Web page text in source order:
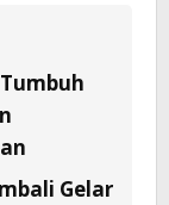
Gelar